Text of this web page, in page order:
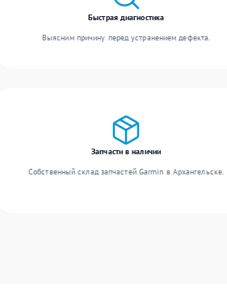
Быстрая диагностика
Выясним причину перед устранением дефекта.
Запчасти в наличии
Собственный склад запчастей Garmin в Архангельске.